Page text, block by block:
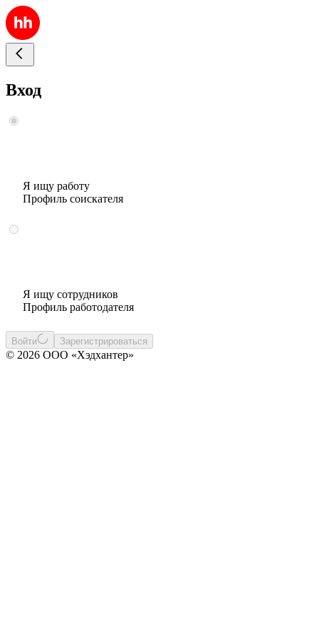
Вход
Я ищу работу
Профиль соискателя
Я ищу сотрудников
Профиль работодателя
Войти Зарегистрироваться
© 2026 ООО «Хэдхантер»